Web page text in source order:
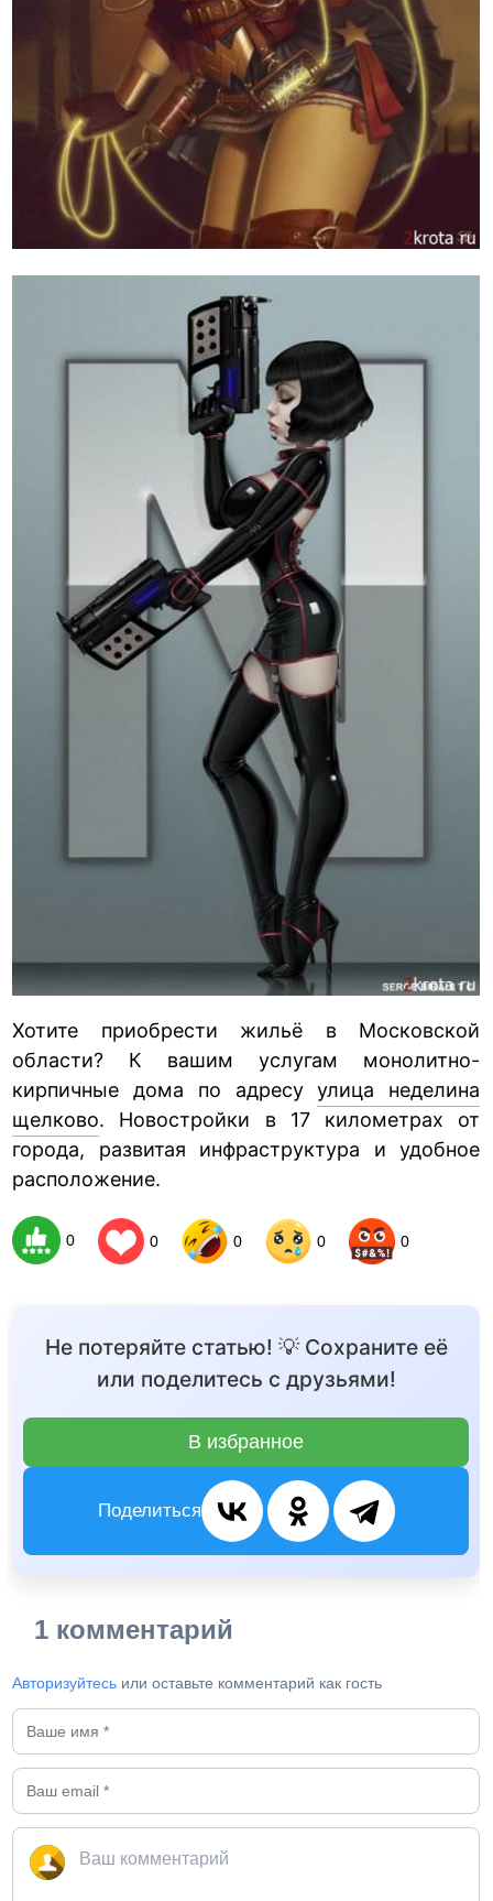
Хотите приобрести жильё в Московской
области? К вашим услугам монолитно-
кирпичные дома по адресуулица неделина
щелково. Новостройки в 17 километрах от
города, развитая инфраструктура и удобное
расположение.
0 0 0 0 0
Не потеряйте статью! 💡 Сохраните её
или поделитесь с друзьями!
В избранное
Поделиться
1 комментарий
Авторизуйтесь или оставьте комментарий как гость